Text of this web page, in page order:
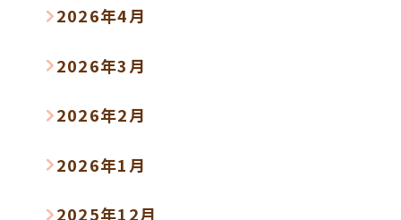
2026年4月
2026年3月
2026年2月
2026年1月
2025年12月